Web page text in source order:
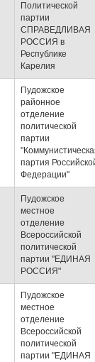
Политической
партии
СПРАВЕДЛИВАЯ
РОССИЯ в
Республике
Карелия
Пудожское
районное
отделение
политической
партии
партия
Федерации"
Пудожское
местное
отделение
Всероссийской
политической
партии "ЕДИНАЯ
РОССИЯ"
Пудожское
местное
отделение
Всероссийской
политической
партии "ЕДИНАЯ